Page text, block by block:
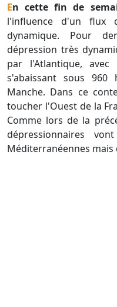
En cette fin de
l'influence d'un flux
dynamique. Pour
dépression très
par l'Atlantique, avec
s'abaissant sous 960
Manche. Dans ce
toucher l'Ouest de la
Comme lors de la
dépressionnaires
Méditerranéennes mais